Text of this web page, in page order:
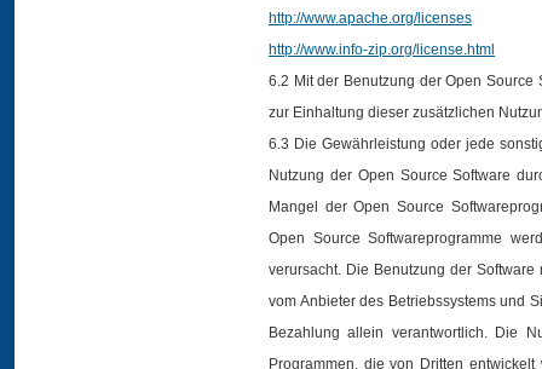
http://www.apache.org/licenses
http://www.info-zip.org/license.html
6.2 Mit der Benutzung der Open
zur Einhaltung dieser zusätzlichen
6.3 Die Gewährleistung oder jede
Nutzung der Open Source Software
Mangel der Open Source
Open Source Softwareprogramme
verursacht. Die Benutzung der
vom Anbieter des Betriebssystems und
Bezahlung allein verantwortlich. Die
Programmen, die von Dritten